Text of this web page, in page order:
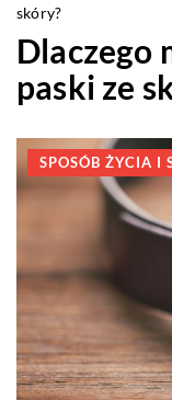
skóry?
Dlaczego
paski ze
SPOSÓB ŻYCIA I